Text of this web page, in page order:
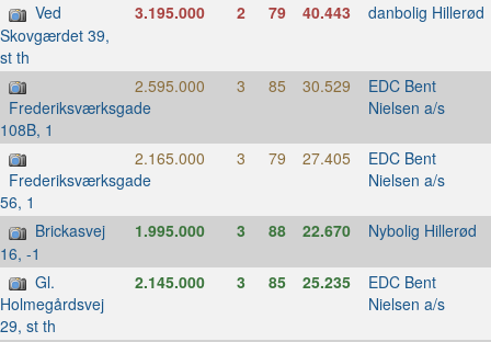
Ved
Skovgærdet 39,
st th
3.195.000 2 79 40.443 danbolig Hillerød
Frederiksværksgade
108B, 1
2.595.000 3 85 30.529 EDC Bent
Nielsen a/s
Frederiksværksgade
56, 1
2.165.000 3 79 27.405 EDC Bent
Nielsen a/s
Brickasvej
16, -1
1.995.000 3 88 22.670 Nybolig Hillerød
Gl.
Holmegårdsvej
29, st th
2.145.000 3 85 25.235 EDC Bent
Nielsen a/s